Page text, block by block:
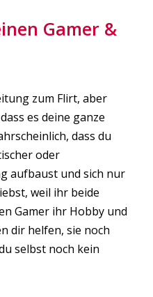
Gamer &
zum Flirt, aber
es deine ganze
dass du
oder
aufbaust und sich nur
weil ihr beide
Gamer ihr Hobby und
dir helfen, sie noch
selbst noch kein